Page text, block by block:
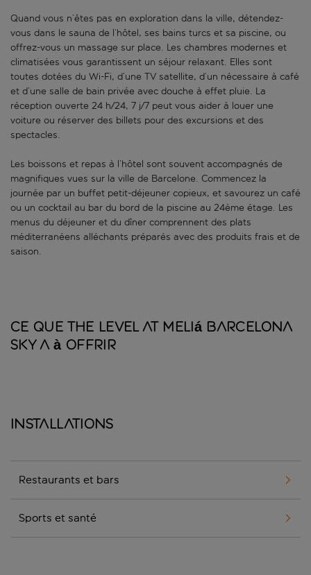
Quand vous n’êtes pas en exploration dans la ville, détendez-
vous dans le sauna de l’hôtel, ses bains turcs et sa piscine, ou
offrez-vous un massage sur place. Les chambres modernes et
climatisées vous garantissent un séjour relaxant. Elles sont
toutes dotées du Wi-Fi, d’une TV satellite, d’un nécessaire à café
et d’une salle de bain privée avec douche à effet pluie. La
réception ouverte 24 h/24, 7 j/7 peut vous aider à louer une
voiture ou réserver des billets pour des excursions et des
spectacles.
Les boissons et repas à l’hôtel sont souvent accompagnés de
magnifiques vues sur la ville de Barcelone. Commencez la
journée par un buffet petit-déjeuner copieux, et savourez un café
ou un cocktail au bar du bord de la piscine au 24ème étage. Les
menus du déjeuner et du dîner comprennent des plats
méditerranéens alléchants préparés avec des produits frais et de
saison.
Ce que The Level at Meliá Barcelona
Sky a à offrir
Installations
Restaurants et bars
Sports et santé